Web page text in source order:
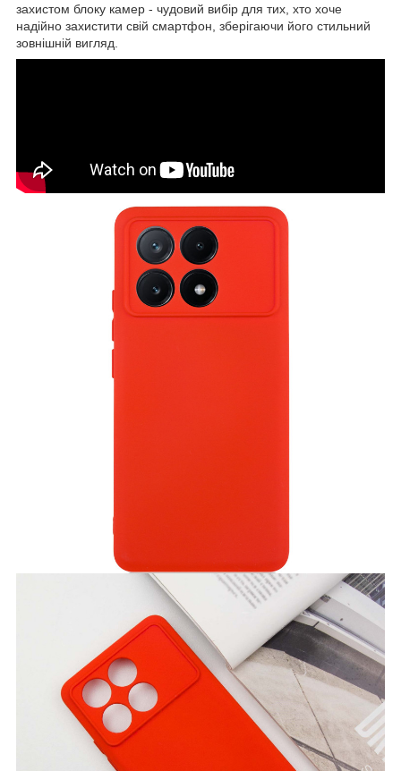
захистом блоку камер - чудовий вибір для тих, хто хоче
надійно захистити свій смартфон, зберігаючи його стильний
зовнішній вигляд.